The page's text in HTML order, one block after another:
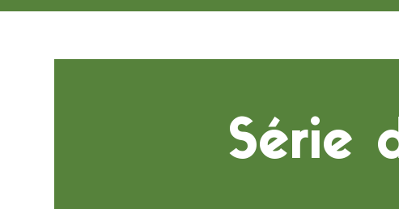
Série